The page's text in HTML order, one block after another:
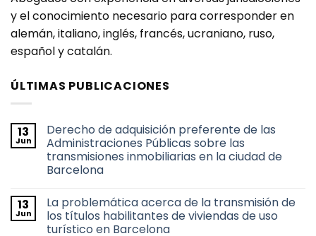
y el conocimiento necesario para corresponder en
alemán, italiano, inglés, francés, ucraniano, ruso,
español y catalán.
ÚLTIMAS PUBLICACIONES
13
Jun
Derecho de adquisición preferente de las
Administraciones Públicas sobre las
transmisiones inmobiliarias en la ciudad de
Barcelona
comentarios
en
Derecho
de
13
Jun
La problemática acerca de la transmisión de
los títulos habilitantes de viviendas de uso
turístico en Barcelona